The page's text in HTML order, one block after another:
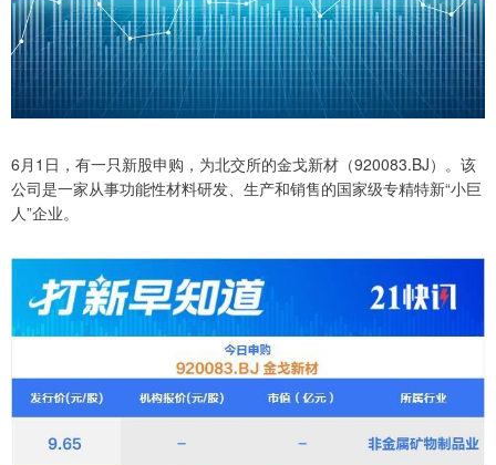
6月1日，有一只新股申购，为北交所的金戈新材（920083.BJ）。该
公司是一家从事功能性材料研发、生产和销售的国家级专精特新“小巨
人”企业。